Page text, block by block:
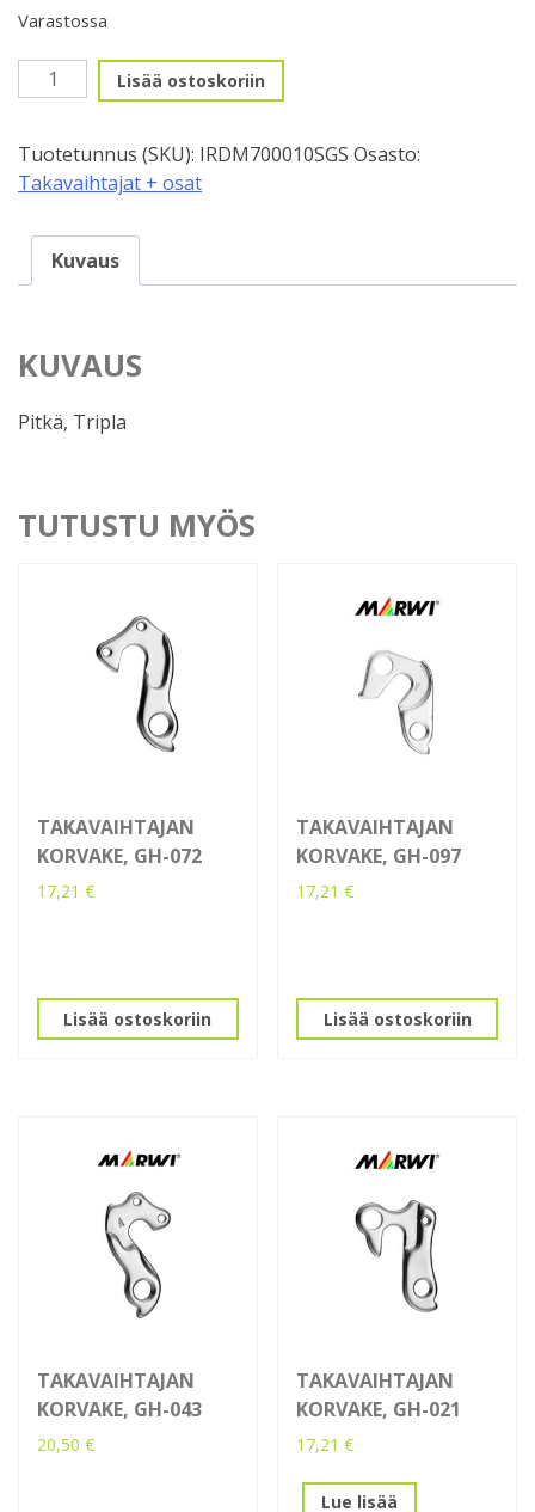
Varastossa
Takasiirtäjä,
10v,
SLX
SGS,
määrä
Lisää ostoskoriin
Tuotetunnus (SKU): IRDM700010SGS Osasto:
Takavaihtajat + osat
Kuvaus
KUVAUS
Pitkä, Tripla
TUTUSTU MYÖS
TAKAVAIHTAJAN
KORVAKE, GH-072
17,21 €
Lisää ostoskoriin
TAKAVAIHTAJAN
KORVAKE, GH-097
17,21€
Lisää ostoskoriin
TAKAVAIHTAJAN
KORVAKE, GH-043
20,50 €
TAKAVAIHTAJAN
KORVAKE, GH-021
17,21€
Lue lisää